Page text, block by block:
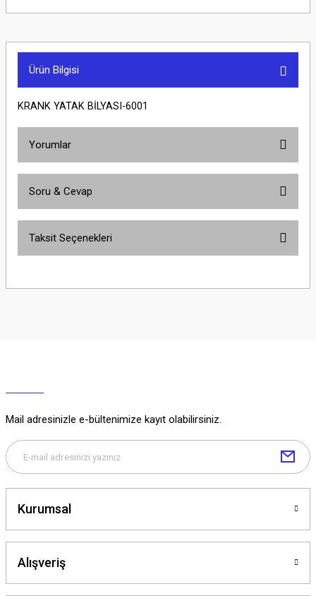
Ürün Bilgisi
KRANK YATAK BİLYASI-6001
Yorumlar
Soru & Cevap
Soru Sor
Taksit Seçenekleri
Mail adresinizle e-bültenimize kayıt olabilirsiniz.
Kurumsal
Alışveriş